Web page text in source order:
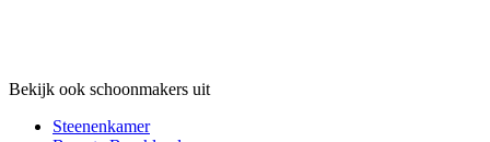
Bekijk ook schoonmakers uit
Steenenkamer